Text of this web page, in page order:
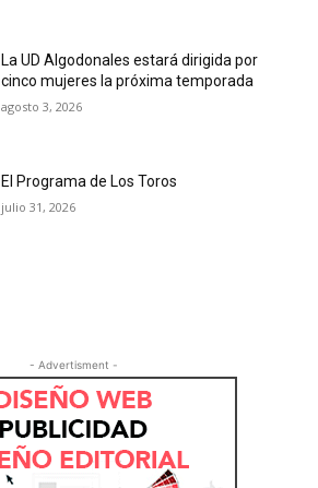
La UD Algodonales estará dirigida por
cinco mujeres la próxima temporada
agosto 3, 2026
El Programa de Los Toros
julio 31, 2026
- Advertisment -